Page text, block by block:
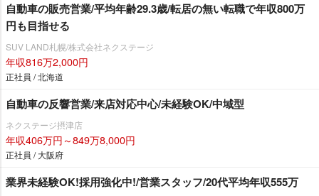
自動車の販売営業/平均年齢29.3歳/転居の無い転職で年収800万
円も目指せる
SUV LAND札幌/株式会社ネクステージ
年収816万2,000円
正社員 / 北海道
自動車の反響営業/来店対応中心/未経験OK/中域型
ネクステージ摂津店
年収406万円～849万8,000円
正社員 / 大阪府
業界未経験OK!採用強化中!/営業スタッフ/20代平均年収555万